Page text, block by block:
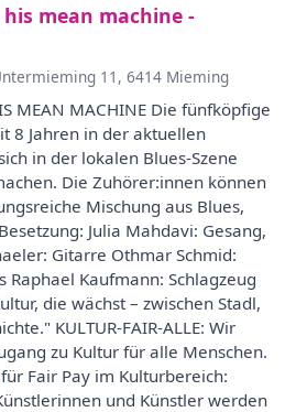
mean machine -
11, 6414 Mieming
MEAN MACHINE Die fünfköpfige
8 Jahren in der aktuellen
in der lokalen Blues-Szene
Die Zuhörer:innen können
Mischung aus Blues,
Julia Mahdavi: Gesang,
Gitarre Othmar Schmid:
Raphael Kaufmann: Schlagzeug
die wächst – zwischen Stadl,
KULTUR-FAIR-ALLE: Wir
zu Kultur für alle Menschen.
Fair Pay im Kulturbereich:
und Künstler werden